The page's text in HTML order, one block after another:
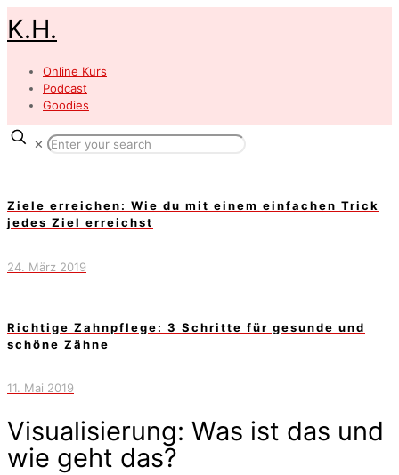
K.H.
Online Kurs
Podcast
Goodies
✕
Ziele erreichen: Wie du mit einem einfachen Trick
jedes Ziel erreichst
24. März 2019
Richtige Zahnpflege: 3 Schritte für gesunde und
schöne Zähne
11. Mai 2019
Visualisierung: Was ist das und
wie geht das?